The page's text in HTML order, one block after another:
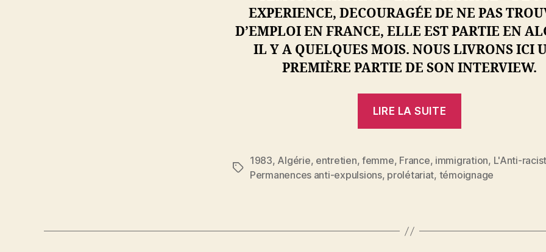
EXPERIENCE, DECOURAGÉE DE NE PAS
D’EMPLOI EN FRANCE, ELLE EST PARTIE EN
IL Y A QUELQUES MOIS. NOUS LIVRONS ICI
PREMIÈRE PARTIE DE SON INTERVIEW.
LIRE LA SUITE
Témoignage
Algérienne »
Étiquettes
1983, Algérie, entretien,femme, France, immigration, L'Anti-
Permanences anti-expulsions, prolétariat, témoignage